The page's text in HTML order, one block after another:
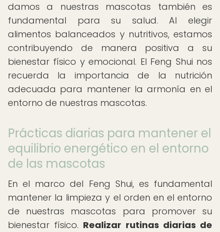
damos a nuestras mascotas también es
fundamental para su salud. Al elegir
alimentos balanceados y nutritivos, estamos
contribuyendo de manera positiva a su
bienestar físico y emocional. El Feng Shui nos
recuerda la importancia de la nutrición
adecuada para mantener la armonía en el
entorno de nuestras mascotas.
Prácticas diarias para mantener el
equilibrio energético en el entorno
de las mascotas
En el marco del Feng Shui, es fundamental
mantener la limpieza y el orden en el entorno
de nuestras mascotas para promover su
bienestar físico. Realizar rutinas diarias de